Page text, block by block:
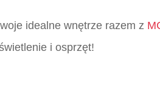
idealne wnętrze razem z
i osprzęt!